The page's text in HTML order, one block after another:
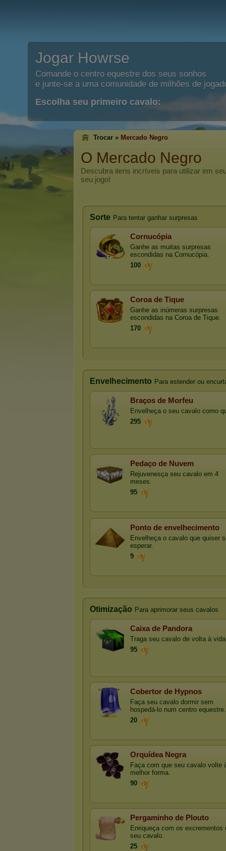
Jogar Howrse
Comande o centro equestre dos seus sonhos
e junte-se a uma comunidade de milhões de
Escolha seu primeiro cavalo:
Trocar » Mercado Negro
O Mercado Negro
Descubra itens incríveis para utilizar em
seu jogo!
Sorte Para tentar ganhar surpresas
Cornucópia
Ganhe as muitas surpresas
escondidas na Cornucópia.
100
Coroa de Tique
Ganhe as inúmeras surpresas
escondidas na Coroa de Tique.
170
Envelhecimento Para estender ou
Braços de Morfeu
Envelheça o seu cavalo como
295
Pedaço de Nuvem
Rejuvenesça seu cavalo em 4
meses.
95
Ponto de envelhecimento
Envelheça o cavalo que quiser
esperar.
9
Otimização Para aprimorar seus cavalos
Caixa de Pandora
Traga seu cavalo de volta à
95
Cobertor de Hypnos
Faça seu cavalo dormir sem
hospedá-lo num centro equestre.
20
Orquídea Negra
Faça com que seu cavalo volte
melhor forma.
90
Pergaminho de Plouto
Enriqueça com os excrementos
seu cavalo.
25